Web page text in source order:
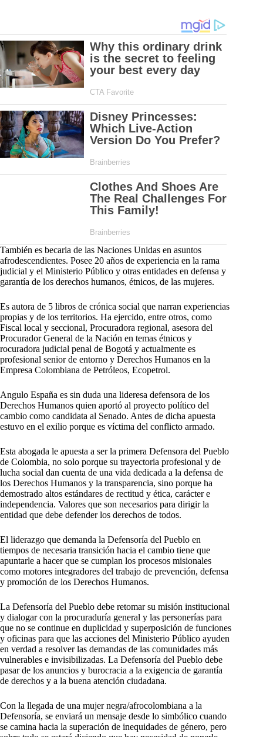
También es becaria de las Naciones Unidas en asuntos
afrodescendientes. Posee 20 años de experiencia en la rama
judicial y el Ministerio Público y otras entidades en defensa y
garantía de los derechos humanos, étnicos, de las mujeres.
Es autora de 5 libros de crónica social que narran experiencias
propias y de los territorios. Ha ejercido, entre otros, como
Fiscal local y seccional, Procuradora regional, asesora del
Procurador General de la Nación en temas étnicos y
rocuradora judicial penal de Bogotá y actualmente es
profesional senior de entorno y Derechos Humanos en la
Empresa Colombiana de Petróleos, Ecopetrol.
Angulo España es sin duda una lideresa defensora de los
Derechos Humanos quien aportó al proyecto político del
cambio como candidata al Senado. Antes de dicha apuesta
estuvo en el exilio porque es víctima del conflicto armado.
Esta abogada le apuesta a ser la primera Defensora del Pueblo
de Colombia, no solo porque su trayectoria profesional y de
lucha social dan cuenta de una vida dedicada a la defensa de
los Derechos Humanos y la transparencia, sino porque ha
demostrado altos estándares de rectitud y ética, carácter e
independencia. Valores que son necesarios para dirigir la
entidad que debe defender los derechos de todos.
El liderazgo que demanda la Defensoría del Pueblo en
tiempos de necesaria transición hacia el cambio tiene que
apuntarle a hacer que se cumplan los procesos misionales
como motores integradores del trabajo de prevención, defensa
y promoción de los Derechos Humanos.
La Defensoría del Pueblo debe retomar su misión institucional
y dialogar con la procuraduría general y las personerías para
que no se continue en duplicidad y superposición de funciones
y oficinas para que las acciones del Ministerio Público ayuden
en verdad a resolver las demandas de las comunidades más
vulnerables e invisibilizadas. La Defensoría del Pueblo debe
pasar de los anuncios y burocracia a la exigencia de garantía
de derechos y a la buena atención ciudadana.
Con la llegada de una mujer negra/afrocolombiana a la
Defensoría, se enviará un mensaje desde lo simbólico cuando
se camina hacia la superación de inequidades de género, pero